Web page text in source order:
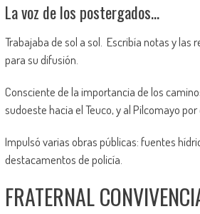
La voz de los postergados…
Trabajaba de sol a sol. Escribía notas y las
para su difusión.
Consciente de la importancia de los
sudoeste hacia el Teuco, y al Pilcomayo por
Impulsó varias obras públicas: fuentes
destacamentos de policía.
FRATERNAL